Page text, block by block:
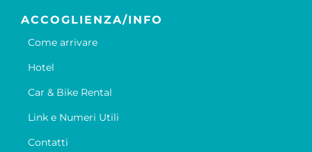
ACCOGLIENZA/INFO
Come arrivare
Hotel
Car & Bike Rental
Link e Numeri Utili
Contatti